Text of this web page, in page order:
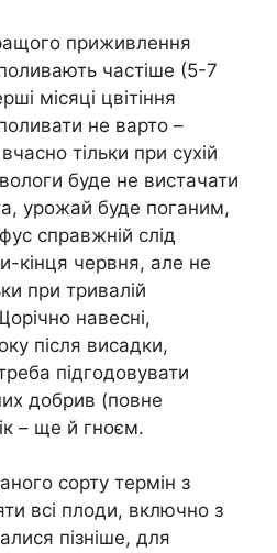
приживлення
частіше (5-7
місяці цвітіння
не варто –
тільки при сухій
буде не вистачати
урожай буде поганим,
справжній слід
кінця червня, але не
при тривалій
навесні,
після висадки,
підгодовувати
добрив (повне
– ще й гноєм.
сорту термін з
всі плоди, включно з
пізніше, для